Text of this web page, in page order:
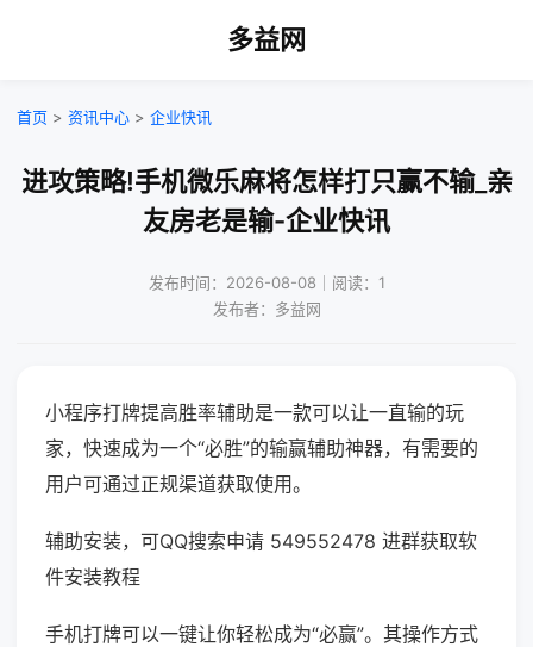
多益网
首页 > 资讯中心 > 企业快讯
进攻策略!手机微乐麻将怎样打只赢不输_亲
友房老是输-企业快讯
发布时间：2026-08-08｜阅读：1
发布者：多益网
小程序打牌提高胜率辅助是一款可以让一直输的玩
家，快速成为一个“必胜”的输赢辅助神器，有需要的
用户可通过正规渠道获取使用。
辅助安装，可QQ搜索申请 549552478 进群获取软
件安装教程
手机打牌可以一键让你轻松成为“必赢”。其操作方式